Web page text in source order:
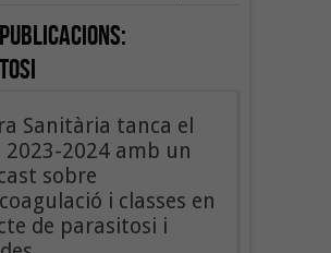
Sanitària tanca el
2023-2024 amb un
sobre
i classes en
de parasitosi i